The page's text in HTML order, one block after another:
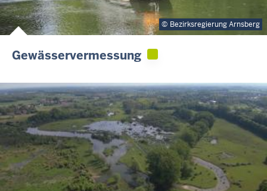
Bezirksregierung Arnsberg
Gewässervermessung